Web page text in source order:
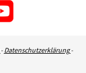
- Datenschutzerklärung-